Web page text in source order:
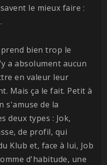
le mieux faire :
bien trop le
a absolument aucun
en valeur leur
Mais ça le fait. Petit à
s'amuse de la
deux types : Jok,
de profil, qui
Klub et, face à lui, Job
d'habitude, une